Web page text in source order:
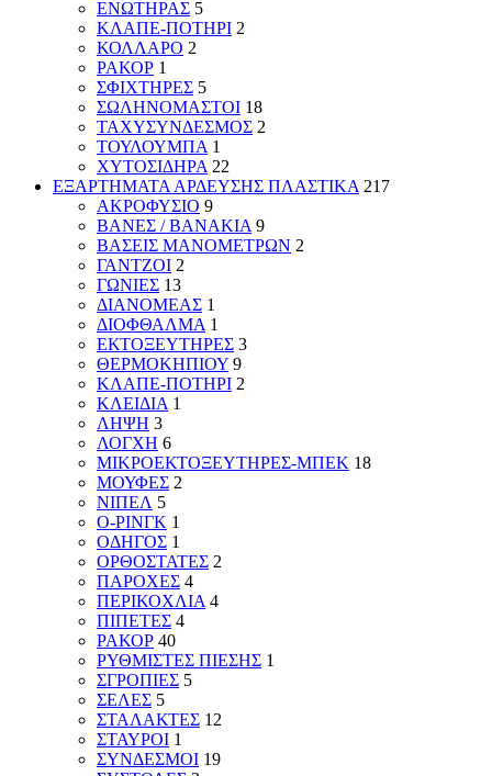
ΕΝΩΤΗΡΑΣ 5
ΚΛΑΠΕ-ΠΟΤΗΡΙ 2
ΚΟΛΛΑΡΟ 2
ΡΑΚΟΡ 1
ΣΦΙΧΤΗΡΕΣ 5
ΣΩΛΗΝΟΜΑΣΤΟΙ 18
ΤΑΧΥΣΥΝΔΕΣΜΟΣ 2
ΤΟΥΛΟΥΜΠΑ 1
ΧΥΤΟΣΙΔΗΡΑ 22
ΕΞΑΡΤΗΜΑΤΑ ΑΡΔΕΥΣΗΣ ΠΛΑΣΤΙΚΑ 217
ΑΚΡΟΦΥΣΙΟ 9
ΒΑΝΕΣ / ΒΑΝΑΚΙΑ 9
ΒΑΣΕΙΣ ΜΑΝΟΜΕΤΡΩΝ 2
ΓΑΝΤΖΟΙ 2
ΓΩΝΙΕΣ 13
ΔΙΑΝΟΜΕΑΣ 1
ΔΙΟΦΘΑΛΜΑ 1
ΕΚΤΟΞΕΥΤΗΡΕΣ 3
ΘΕΡΜΟΚΗΠΙΟΥ 9
ΚΛΑΠΕ-ΠΟΤΗΡΙ 2
ΚΛΕΙΔΙΑ 1
ΛΗΨΗ 3
ΛΟΓΧΗ 6
ΜΙΚΡΟΕΚΤΟΞΕΥΤΗΡΕΣ-ΜΠΕΚ 18
ΜΟΥΦΕΣ 2
ΝΙΠΕΛ 5
Ο-ΡΙΝΓΚ 1
ΟΔΗΓΟΣ 1
ΟΡΘΟΣΤΑΤΕΣ 2
ΠΑΡΟΧΕΣ 4
ΠΕΡΙΚΟΧΛΙΑ 4
ΠΙΠΕΤΕΣ 4
ΡΑΚΟΡ 40
ΡΥΘΜΙΣΤΕΣ ΠΙΕΣΗΣ 1
ΣΓΡΟΠΙΕΣ 5
ΣΕΛΕΣ 5
ΣΤΑΛΑΚΤΕΣ 12
ΣΤΑΥΡΟΙ 1
ΣΥΝΔΕΣΜΟΙ 19